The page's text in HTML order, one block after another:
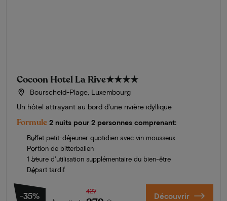
Cocoon Hotel La Rive★★★★
Bourscheid-Plage, Luxembourg
Un hôtel attrayant au bord d'une rivière idyllique
Formule 2 nuits pour 2 personnes comprenant:
Buffet petit-déjeuner quotidien avec vin mousseux
Portion de bitterballen
1 heure d'utilisation supplémentaire du bien-être
Départ tardif
-35% 427 Découvrir